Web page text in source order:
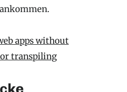
apps without
transpiling